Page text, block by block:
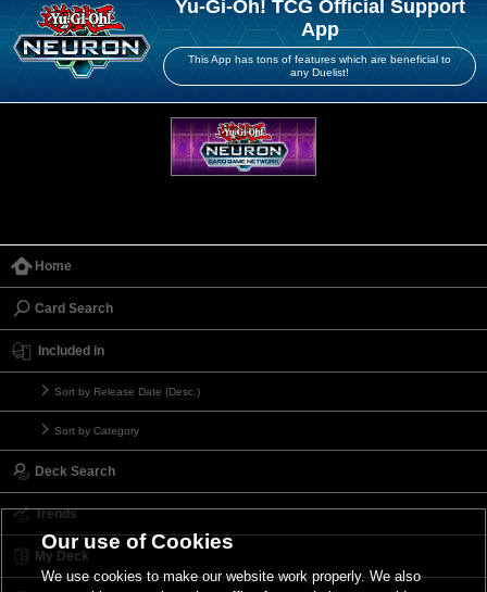
Yu-Gi-Oh! TCG Official Support
App
This App has tons of features which are beneficial to
any Duelist!
Home
Card Search
Included in
Sort by Release Date (Desc.)
Sort by Category
Deck Search
Trends
My Deck
Our use of Cookies
We use cookies to make our website work properly. We also